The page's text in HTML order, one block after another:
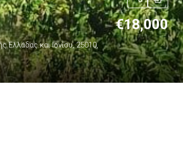
Ελλάδας και Ιονίου, 25010,
€18,000